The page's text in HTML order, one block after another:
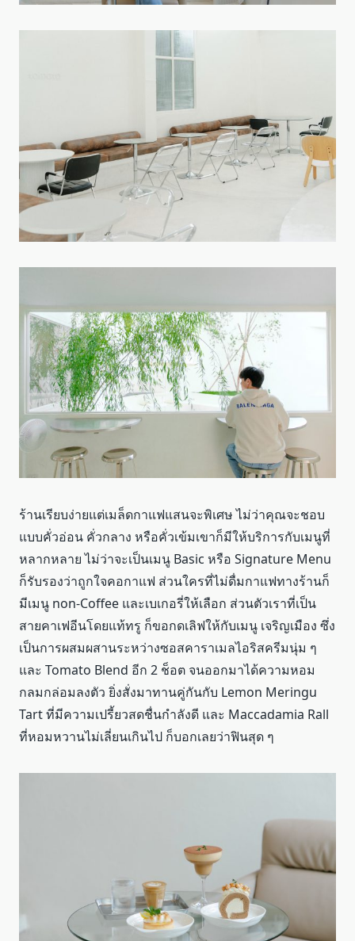
ร้านเรียบง่ายแต่เมล็ดกาแฟแสนจะพิเศษ ไม่ว่าคุณจะชอบ
แบบคั่วอ่อน คั่วกลาง หรือคั่วเข้มเขาก็มีให้บริการกับเมนูที่
หลากหลาย ไม่ว่าจะเป็นเมนู Basic หรือ Signature Menu
ก็รับรองว่าถูกใจคอกาแฟ ส่วนใครที่ไม่ดื่มกาแฟทางร้านก็
มีเมนู non-Coffee และเบเกอรี่ให้เลือก ส่วนตัวเราที่เป็น
สายคาเฟอีนโดยแท้ทรู ก็ขอกดเลิฟให้กับเมนู เจริญเมือง ซึ่ง
เป็นการผสมผสานระหว่างซอสคาราเมลไอริสครีมนุ่ม ๆ
และ Tomato Blend อีก 2 ช็อต จนออกมาได้ความหอม
กลมกล่อมลงตัว ยิ่งสั่งมาทานคู่กันกับ Lemon Meringu
Tart ที่มีความเปรี้ยวสดชื่นกำลังดี และ Maccadamia Rall
ที่หอมหวานไม่เลี่ยนเกินไป ก็บอกเลยว่าฟินสุด ๆ